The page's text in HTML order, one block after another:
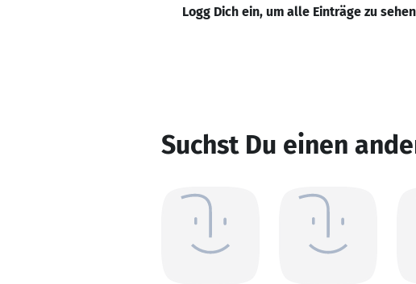
Logg Dich ein, um alle Einträge zu
Suchst Du einen